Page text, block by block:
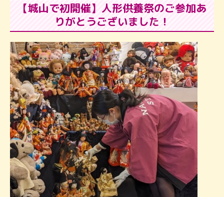
【城山で初開催】人形供養祭のご参加あ
りがとうございました！